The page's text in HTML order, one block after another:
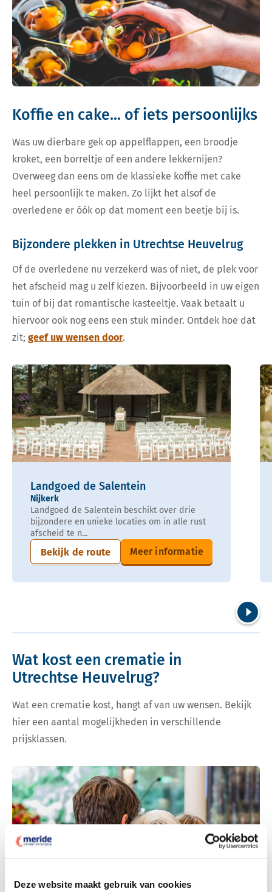
Deze website maakt gebruik van cookies
Koffie en cake... of iets persoonlijks
Was uw dierbare gek op appelflappen, een broodje
kroket, een borreltje of een andere lekkernijen?
Overweeg dan eens om de klassieke koffie met cake
heel persoonlijk te maken. Zo lijkt het alsof de
overledene er óók op dat moment een beetje bij is.
Bijzondere plekken in Utrechtse Heuvelrug
Of de overledene nu verzekerd was of niet, de plek voor
het afscheid mag u zelf kiezen. Bijvoorbeeld in uw eigen
tuin of bij dat romantische kasteeltje. Vaak betaalt u
hiervoor ook nog eens een stuk minder. Ontdek hoe dat
zit; geef uw wensen door.
Landgoed de Salentein
Nijkerk
Landgoed de Salentein beschikt over drie
bijzondere en unieke locaties om in alle rust
afscheid te n...
Bekijk de route Meer informatie
Wat kost een crematie in
Utrechtse Heuvelrug?
Wat een crematie kost, hangt af van uw wensen. Bekijk
hier een aantal mogelijkheden in verschillende
prijsklassen.
Bekijk tarieven voor crematie